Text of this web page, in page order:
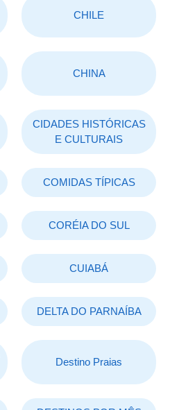
CHILE
CHINA
CIDADES HISTÓRICAS
E CULTURAIS
COMIDAS TÍPICAS
CORÉIA DO SUL
CUIABÁ
DELTA DO PARNAÍBA
Destino Praias